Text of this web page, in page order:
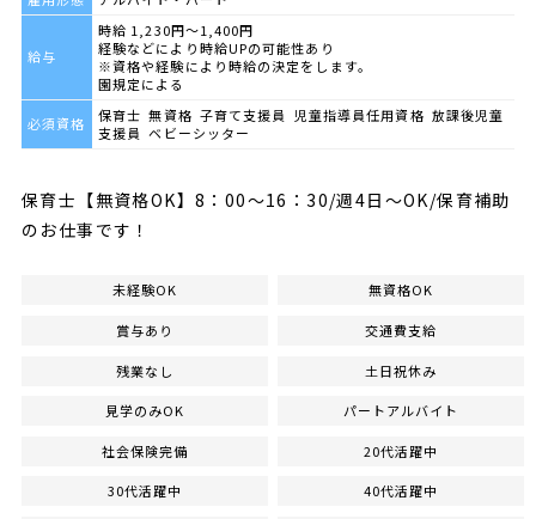
給与
時給 1,230円～1,400円
経験などにより時給UPの可能性あり
※資格や経験により時給の決定をします。
園規定による
必須資格
保育士 無資格 子育て支援員 児童指導員任用資格 放課後児童
支援員 ベビーシッター
保育士【無資格OK】8：00～16：30/週4日～OK/保育補助
のお仕事です！
未経験OK 無資格OK
賞与あり 交通費支給
残業なし 土日祝休み
見学のみOK パートアルバイト
社会保険完備 20代活躍中
30代活躍中 40代活躍中